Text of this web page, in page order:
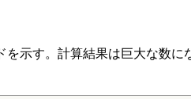
示す。計算結果は巨大な数に